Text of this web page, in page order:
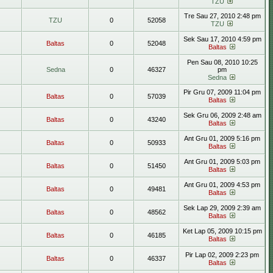
TZU 0 52058
Tre Sau 27, 2010 2:48 pm
TZU
Baltas 0 52048
Sek Sau 17, 2010 4:59 pm
Baltas
Sedna 0 46327
Pen Sau 08, 2010 10:25
pm
Sedna
Baltas 0 57039
Pir Gru 07, 2009 11:04 pm
Baltas
Baltas 0 43240
Sek Gru 06, 2009 2:48 am
Baltas
Baltas 0 50933
Ant Gru 01, 2009 5:16 pm
Baltas
Baltas 0 51450
Ant Gru 01, 2009 5:03 pm
Baltas
Baltas 0 49481
Ant Gru 01, 2009 4:53 pm
Baltas
Baltas 0 48562
Sek Lap 29, 2009 2:39 am
Baltas
Baltas 0 46185
Ket Lap 05, 2009 10:15 pm
Baltas
Baltas 0 46337
Pir Lap 02, 2009 2:23 pm
Baltas